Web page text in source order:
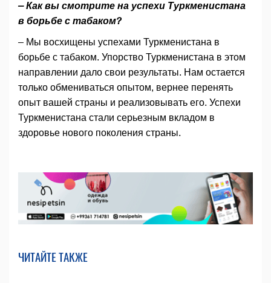
– Как вы смотрите на успехи Туркменистана
в борьбе с табаком?
– Мы восхищены успехами Туркменистана в
борьбе с табаком. Упорство Туркменистана в этом
направлении дало свои результаты. Нам остается
только обмениваться опытом, вернее перенять
опыт вашей страны и реализовывать его. Успехи
Туркменистана стали серьезным вкладом в
здоровье нового поколения страны.
ЧИТАЙТЕ ТАКЖЕ